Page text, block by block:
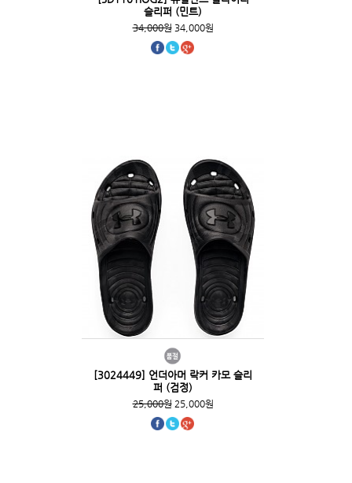
슬리퍼 (민트)
34,000원34,000원
[3024449] 언더아머 락커 카모 슬리
퍼 (검정)
25,000원25,000원